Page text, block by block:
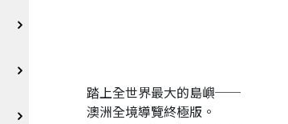
踏上全世界最大的島嶼──
澳洲全境導覽終極版。